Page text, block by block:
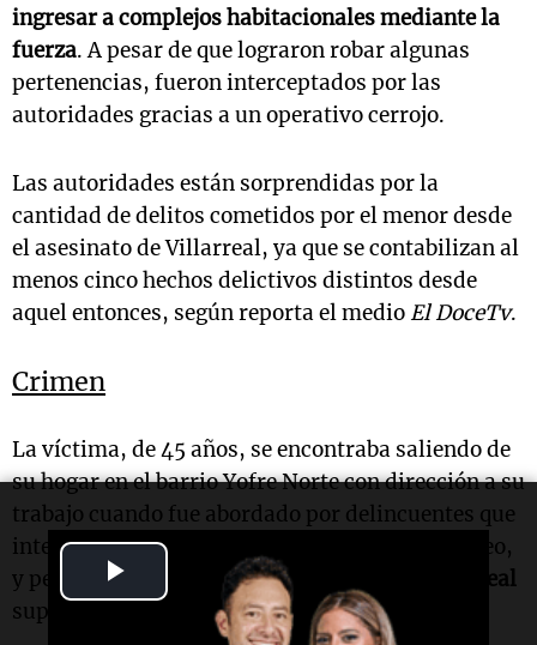
Video
ingresar a complejos habitacionales mediante la
fuerza. A pesar de que lograron robar algunas
pertenencias, fueron interceptados por las
autoridades gracias a un operativo cerrojo.
Las autoridades están sorprendidas por la
cantidad de delitos cometidos por el menor desde
el asesinato de Villarreal, ya que se contabilizan al
menos cinco hechos delictivos distintos desde
aquel entonces, según reporta el medio El DoceTv.
Crimen
La víctima, de 45 años, se encontraba saliendo de
su hogar en el barrio Yofre Norte con dirección a su
trabajo cuando fue abordado por delincuentes que
intentaron robarle la moto. En medio del forcejeo,
y pese a que lograron quitarle el rodado,
Villarreal
suplicó: "Tengo dos hijos, no me maten".